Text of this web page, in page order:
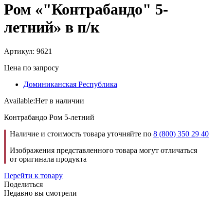
Ром «"Контрабандо" 5-
летний» в п/к
Артикул: 9621
Цена по запросу
Доминиканская Республика
Available:Нет в наличии
Контрабандо Ром 5-летний
Наличие и стоимость товара уточняйте по 8 (800) 350 29 40
Изображения представленного товара могут отличаться
от оригинала продукта
Перейти к товару
Поделиться
Недавно вы смотрели